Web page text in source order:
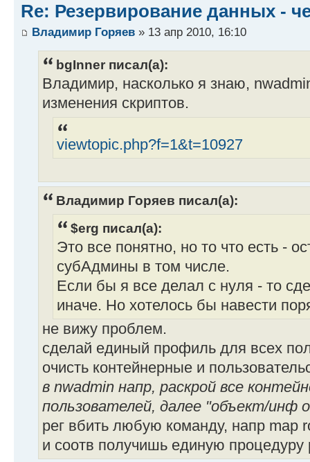
Re: Резервирование данных -
Владимир Горяев » 13 апр 2010, 16:10
bgInner писал(а):
Владимир, насколько я знаю,
изменения скриптов.
viewtopic.php?f=1&t=10927
Владимир Горяев писал(а):
$erg писал(а):
Это все понятно, но то что есть -
субАдмины в том числе.
Если бы я все делал с нуля - то
иначе. Но хотелось бы навести
не вижу проблем.
сделай единый профиль для всех
очисть контейнерные и
в nwadmin напр, раскрой все
пользователей, далее "объект/инф
рег вбить любую команду, напр map
и соотв получишь единую процедуру